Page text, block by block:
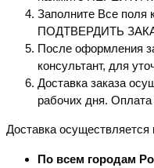
Заполните Все поля
ПОДТВЕРДИТЬ
После оформления
консультант, для
Доставка заказа
рабочих дня.
Доставка
По всем городам